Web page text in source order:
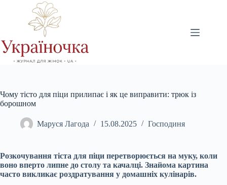
Чому тісто для піци прилипає і як це виправити: трюк із
борошном
Маруся Лагода 15.08.2025 Господиня
Розкочування тіста для піци перетворюється на муку, коли
воно вперто липне до столу та качалці. Знайома картина
часто викликає роздратування у домашніх кулінарів.